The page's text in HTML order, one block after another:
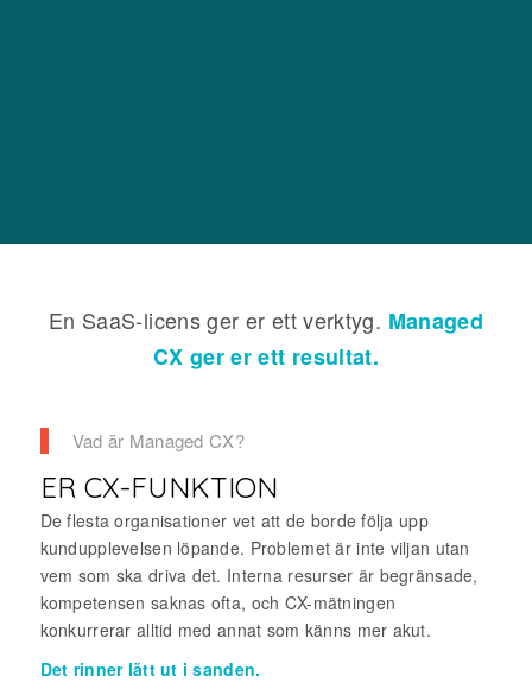
En SaaS-licens ger er ett verktyg. Managed
CX ger er ett resultat.
Vad är Managed CX?
ER CX-FUNKTION
De flesta organisationer vet att de borde följa upp
kundupplevelsen löpande. Problemet är inte viljan utan
vem som ska driva det. Interna resurser är begränsade,
kompetensen saknas ofta, och CX-mätningen
konkurrerar alltid med annat som känns mer akut.
Det rinner lätt ut i sanden.